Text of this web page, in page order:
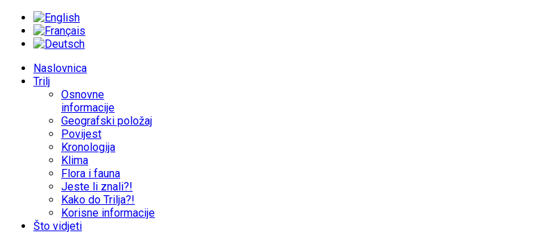
Naslovnica
Trilj
Osnovne
informacije
Geografski položaj
Povijest
Kronologija
Klima
Flora i fauna
Jeste li znali?!
Kako do Trilja?!
Korisne informacije
Što vidjeti